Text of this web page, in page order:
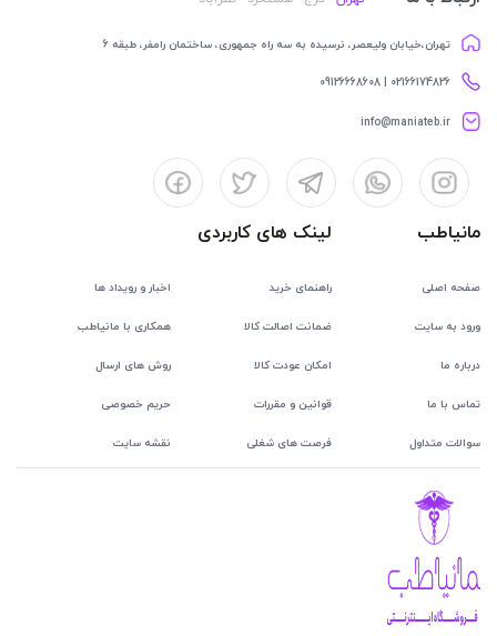
تهران،خیابان ولیعصر، نرسیده به سه راه جمهوری، ساختمان رامفر، طبقه 6
02166174826 | 09126668608
info@maniateb.ir
مانیاطب
صفحه اصلی
ورود به سایت
درباره ما
تماس با ما
سوالات متداول
لینک های کاربردی
راهنمای خرید اخبار و رویداد ها
ضمانت اصالت کالا همکاری با مانیاطب
امکان عودت کالا روش های ارسال
قوانین و مقررات حریم خصوصی
فرصت های شغلی نقشه سایت